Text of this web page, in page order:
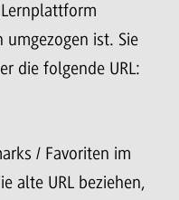
umgezogen ist. Sie
die folgende URL:
/ Favoriten im
alte URL beziehen,